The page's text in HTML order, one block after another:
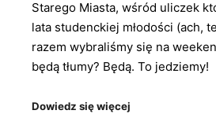
Starego Miasta, wśród uliczek
lata studenckiej młodości (ach,
razem wybraliśmy się na
będą tłumy? Będą. To jedziemy!
Dowiedz się więcej